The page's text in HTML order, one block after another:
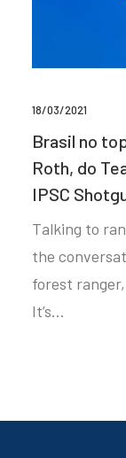
18/03/2021
Brasil no
Roth, do
IPSC
Talking to
the
forest
It’s…